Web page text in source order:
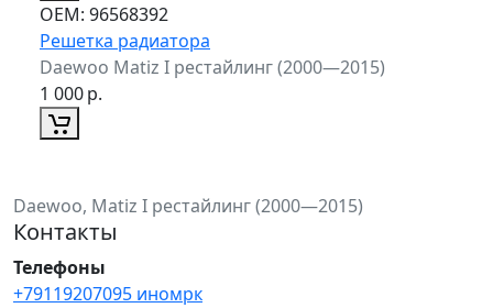
ОЕМ: 96568392
Решетка радиатора
Daewoo Matiz I рестайлинг (2000—2015)
1 000р.
Daewoo, Matiz I рестайлинг (2000—2015)
Контакты
Телефоны
+79119207095 иномрк